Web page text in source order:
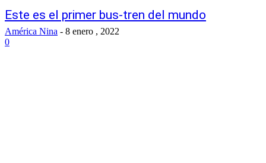
Este es el primer bus-tren del mundo
América Nina - 8 enero , 2022
0